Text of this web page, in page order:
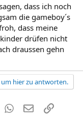
dass ich noch
die gameboy´s
dass meine
drüfen nicht
draussen gehn
hier zu antworten.
Tumblr WhatsApp
E-MailLink